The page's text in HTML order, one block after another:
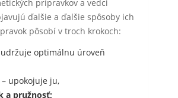
prípravkov a vedci
ďalšie a ďalšie spôsoby ich
pôsobí v troch krokoch:
optimálnu úroveň
upokojuje ju,
a pružnosť;